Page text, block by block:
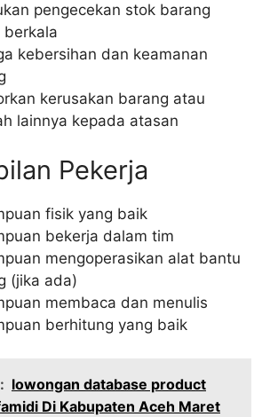
pengecekan stok barang
berkala
kebersihan dan keamanan
kerusakan barang atau
lainnya kepada atasan
Pekerja
fisik yang baik
bekerja dalam tim
mengoperasikan alat bantu
(jika ada)
membaca dan menulis
berhitung yang baik
lowongan database product
Di Kabupaten Aceh Maret